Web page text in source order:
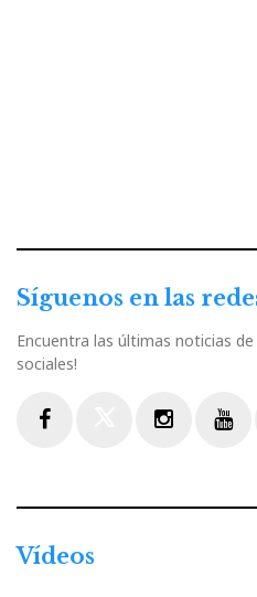
Síguenos en las
Encuentra las últimas noticias
sociales!
Vídeos